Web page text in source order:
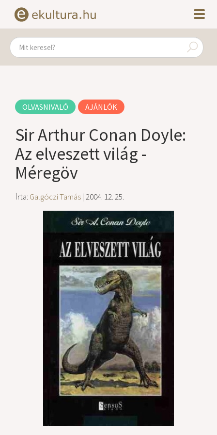
OLVASNIVALÓ AJÁNLÓK
Sir Arthur Conan Doyle:
Az elveszett világ -
Méregöv
Írta: Galgóczi Tamás| 2004. 12. 25.